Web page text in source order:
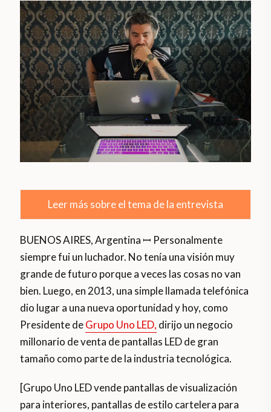
Leer más sobre el tema de la entrevista
BUENOS AIRES, Argentina ꟷ Personalmente
siempre fui un luchador. No tenía una visión muy
grande de futuro porque a veces las cosas no van
bien. Luego, en 2013, una simple llamada telefónica
dio lugar a una nueva oportunidad y hoy, como
Presidente deGrupo Uno LED, dirijo un negocio
millonario de venta de pantallas LED de gran
tamaño como parte de la industria tecnológica.
[Grupo Uno LED vende pantallas de visualización
para interiores, pantallas de estilo cartelera para